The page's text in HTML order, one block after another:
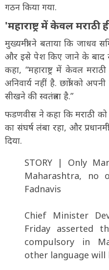
गठन किया गया.
'महाराष्ट्र में केवल मराठी
मुख्यमंत्री ने बताया कि जाधव
और इसे पेश किए जाने के बाद
कहा, “महाराष्ट्र में केवल
अनिवार्य नहीं है. छात्रों को
सीखने की स्वतंत्रता है.”
फडणवीस ने कहा कि मराठी को
का संघर्ष लंबा रहा, और
दिया.
STORY | Only
Maharashtra, no
Fadnavis
Chief Minister
Friday asserted
compulsory in
other language will